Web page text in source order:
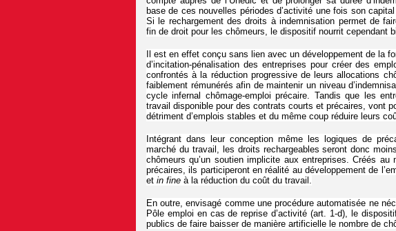
base de ces nouvelles périodes d’activité une fois son
Si le rechargement des droits à indemnisation permet de
fin de droit pour les chômeurs, le dispositif nourrit cependant
Il est en effet conçu sans lien avec un développement de la
d’incitation-pénalisation des entreprises pour créer des
confrontés à la réduction progressive de leurs allocations
faiblement rémunérés afin de maintenir un niveau
cycle infernal chômage-emploi précaire. Tandis que les
travail disponible pour des contrats courts et précaires, vont
détriment d’emplois stables et du même coup réduire leurs
Intégrant dans leur conception même les logiques de
marché du travail, les droits rechargeables seront donc
chômeurs qu’un soutien implicite aux entreprises. Créés au
précaires, ils participeront en réalité au développement de
et in fine à la réduction du coût du travail.
En outre, envisagé comme une procédure automatisée ne
Pôle emploi en cas de reprise d’activité (art. 1-d), le
publics de faire baisser de manière artificielle le nombre de